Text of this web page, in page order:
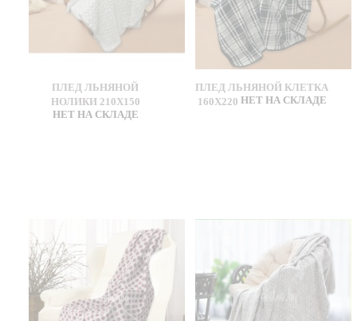
ПЛЕД ЛЬНЯНОЙ
НОЛИКИ 210Х150
НЕТ НА СКЛАДЕ
ПЛЕД ЛЬНЯНОЙ КЛЕТКА
160Х220 НЕТ НА СКЛАДЕ